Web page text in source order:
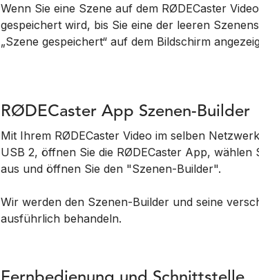
Wenn Sie eine Szene auf dem RØDECaster
gespeichert wird, bis Sie eine der leeren
„Szene gespeichert“ auf dem Bildschirm
RØDECaster App Szenen-Builder
Mit Ihrem RØDECaster Video im selben
USB 2, öffnen Sie die RØDECaster App,
aus und öffnen Sie den "Szenen-Builder".
Wir werden den Szenen-Builder und seine
ausführlich behandeln.